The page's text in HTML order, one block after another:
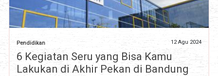
Pendidikan 12 Agu 2024
6 Kegiatan Seru yang Bisa Kamu
Lakukan di Akhir Pekan di Bandung